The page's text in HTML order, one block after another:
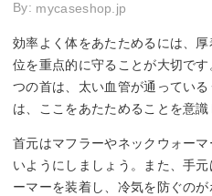
By: mycaseshop.jp
効率よく体をあたためるには、
位を重点的に守ることが大切で
つの首は、太い血管が通ってい
は、ここをあたためることを意識
首元はマフラーやネックウォー
いようにしましょう。また、手
ーマーを装着し、冷気を防ぐのが